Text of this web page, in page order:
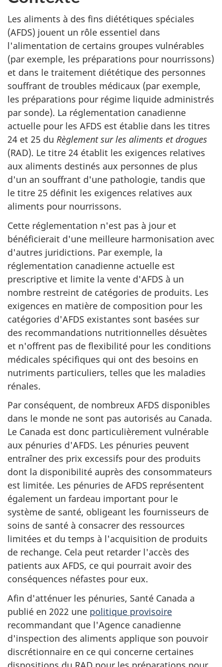
Les aliments à des fins diététiques spéciales
(AFDS) jouent un rôle essentiel dans
l'alimentation de certains groupes vulnérables
(par exemple, les préparations pour nourrissons)
et dans le traitement diététique des personnes
souffrant de troubles médicaux (par exemple,
les préparations pour régime liquide administrés
par sonde). La réglementation canadienne
actuelle pour les AFDS est établie dans les titres
24 et 25 du Règlement sur les aliments et drogues
(RAD). Le titre 24 établit les exigences relatives
aux aliments destinés aux personnes de plus
d'un an souffrant d'une pathologie, tandis que
le titre 25 définit les exigences relatives aux
aliments pour nourrissons.
Cette réglementation n'est pas à jour et
bénéficierait d'une meilleure harmonisation avec
d'autres juridictions. Par exemple, la
réglementation canadienne actuelle est
prescriptive et limite la vente d'AFDS à un
nombre restreint de catégories de produits. Les
exigences en matière de composition pour les
catégories d'AFDS existantes sont basées sur
des recommandations nutritionnelles désuètes
et n'offrent pas de flexibilité pour les conditions
médicales spécifiques qui ont des besoins en
nutriments particuliers, telles que les maladies
rénales.
Par conséquent, de nombreux AFDS disponibles
dans le monde ne sont pas autorisés au Canada.
Le Canada est donc particulièrement vulnérable
aux pénuries d'AFDS. Les pénuries peuvent
entraîner des prix excessifs pour des produits
dont la disponibilité auprès des consommateurs
est limitée. Les pénuries de AFDS représentent
également un fardeau important pour le
système de santé, obligeant les fournisseurs de
soins de santé à consacrer des ressources
limitées et du temps à l'acquisition de produits
de rechange. Cela peut retarder l'accès des
patients aux AFDS, ce qui pourrait avoir des
conséquences néfastes pour eux.
Afin d'atténuer les pénuries, Santé Canada a
publié en 2022 une politique provisoire
recommandant que l'Agence canadienne
d'inspection des aliments applique son pouvoir
discrétionnaire en ce qui concerne certaines